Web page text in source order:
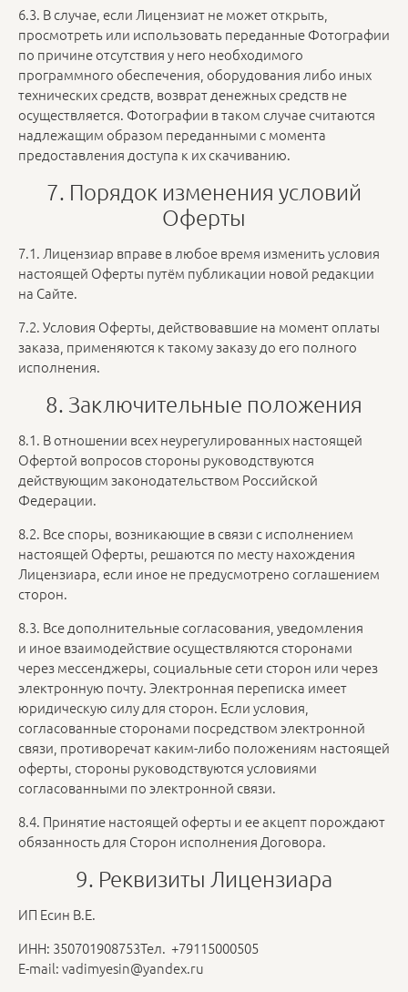
6.3. В случае, если Лицензиат не может открыть,
просмотреть или использовать переданные Фотографии
по причине отсутствия у него необходимого
программного обеспечения, оборудования либо иных
технических средств, возврат денежных средств не
осуществляется. Фотографии в таком случае считаются
надлежащим образом переданными с момента
предоставления доступа к их скачиванию.
7. Порядок изменения условий
Оферты
7.1. Лицензиар вправе в любое время изменить условия
настоящей Оферты путём публикации новой редакции
на Сайте.
7.2. Условия Оферты, действовавшие на момент оплаты
заказа, применяются к такому заказу до его полного
исполнения.
8. Заключительные положения
8.1. В отношении всех неурегулированных настоящей
Офертой вопросов стороны руководствуются
действующим законодательством Российской
Федерации.
8.2. Все споры, возникающие в связи с исполнением
настоящей Оферты, решаются по месту нахождения
Лицензиара, если иное не предусмотрено соглашением
сторон.
8.3. Все дополнительные согласования, уведомления
и иное взаимодействие осуществляются сторонами
через мессенджеры, социальные сети сторон или через
электронную почту. Электронная переписка имеет
юридическую силу для сторон. Если условия,
согласованные сторонами посредством электронной
связи, противоречат каким-либо положениям настоящей
оферты, стороны руководствуются условиями
согласованными по электронной связи.
8.4. Принятие настоящей оферты и ее акцепт порождают
обязанность для Сторон исполнения Договора.
9. Реквизиты Лицензиара
ИП Есин В.Е.
ИНН: 350701908753Тел. +79115000505
E-mail: vadimyesin@yandex.ru